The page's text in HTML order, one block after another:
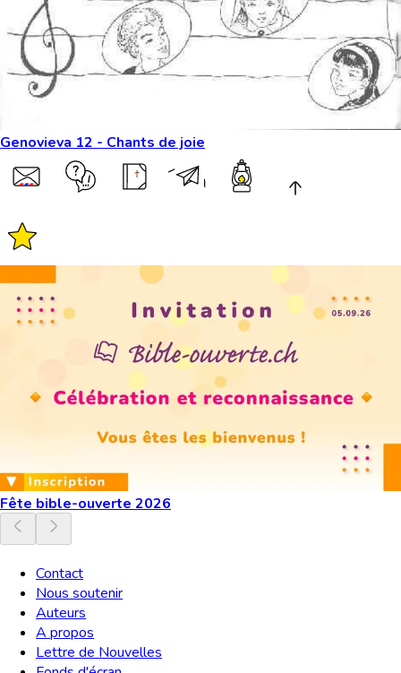
Genovieva 12 - Chants de joie
Fête bible-ouverte 2026
Contact
Nous soutenir
Auteurs
A propos
Lettre de Nouvelles